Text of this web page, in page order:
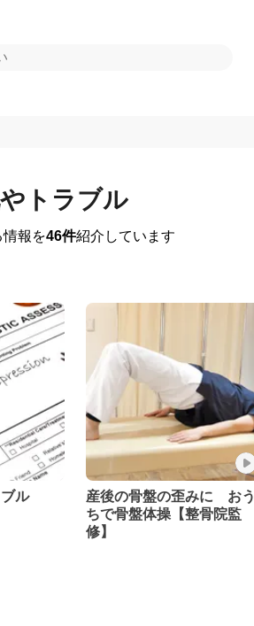
トラブル
報を46件紹介しています
ル
産後の骨盤の歪みに おう
ちで骨盤体操【整骨院監
修】